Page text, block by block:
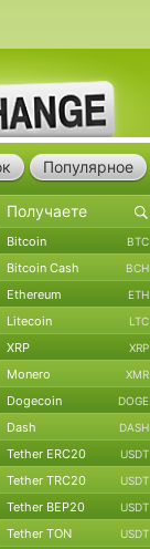
Популярное
Bitcoin BTC
Bitcoin Cash BCH
Ethereum ETH
Litecoin LTC
XRP XRP
Monero XMR
Dogecoin DOGE
Dash DASH
Tether ERC20 USDT
Tether TRC20 USDT
Tether BEP20 USDT
Tether TON USDT